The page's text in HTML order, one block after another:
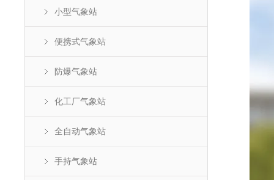
小型气象站
便携式气象站
防爆气象站
化工厂气象站
全自动气象站
手持气象站